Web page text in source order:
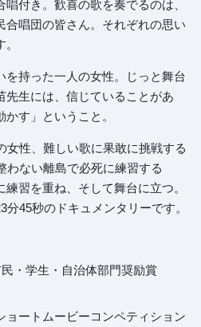
付き。歓喜の歌を奏でるのは、
合唱団の皆さん。それぞれの思い
持った一人の女性。じっと舞台
先生には、信じていることがあ
す」ということ。
性、難しい歌に果敢に挑戦する
わない離島で必死に練習する
習を重ね、そして舞台に立つ。
45秒のドキュメンタリーです。
・学生・自治体部門奨励賞
ョートムービーコンペティション